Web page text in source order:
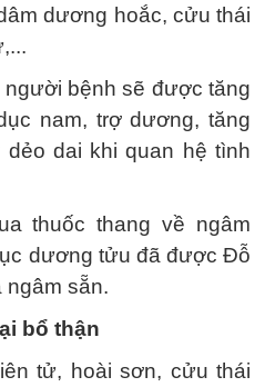
dương hoắc, cửu thái
bệnh sẽ được tăng
nam, trợ dương, tăng
dai khi quan hệ tình
thuốc thang về ngâm
dương tửu đã được Đỗ
sẵn.
bổ thận
tử, hoài sơn, cửu thái